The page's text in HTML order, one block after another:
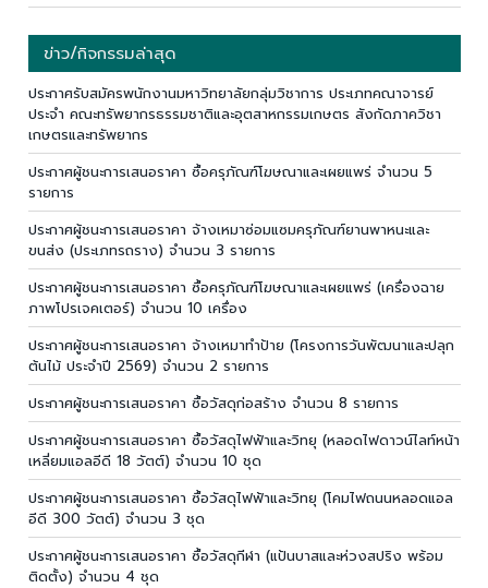
ข่าว/กิจกรรมล่าสุด
ประกาศรับสมัครพนักงานมหาวิทยาลัยกลุ่มวิชาการ ประเภทคณาจารย์
ประจำ คณะทรัพยากรธรรมชาติและอุตสาหกรรมเกษตร สังกัดภาควิชา
เกษตรและทรัพยากร
ประกาศผู้ชนะการเสนอราคา ซื้อครุภัณฑ์โฆษณาและเผยแพร่ จำนวน 5
รายการ
ประกาศผู้ชนะการเสนอราคา จ้างเหมาซ่อมแซมครุภัณฑ์ยานพาหนะและ
ขนส่ง (ประเภทรถราง) จำนวน 3 รายการ
ประกาศผู้ชนะการเสนอราคา ซื้อครุภัณฑ์โฆษณาและเผยแพร่ (เครื่องฉาย
ภาพโปรเจคเตอร์) จำนวน 10 เครื่อง
ประกาศผู้ชนะการเสนอราคา จ้างเหมาทำป้าย (โครงการวันพัฒนาและปลุก
ต้นไม้ ประจำปี 2569) จำนวน 2 รายการ
ประกาศผู้ชนะการเสนอราคา ซื้อวัสดุก่อสร้าง จำนวน 8 รายการ
ประกาศผู้ชนะการเสนอราคา ซื้อวัสดุไฟฟ้าและวิทยุ (หลอดไฟดาวน์ไลท์หน้า
เหลี่ยมแอลอีดี 18 วัตต์) จำนวน 10 ชุด
ประกาศผู้ชนะการเสนอราคา ซื้อวัสดุไฟฟ้าและวิทยุ (โคมไฟถนนหลอดแอล
อีดี 300 วัตต์) จำนวน 3 ชุด
ประกาศผู้ชนะการเสนอราคา ซื้อวัสดุกีฬา (แป้นบาสและห่วงสปริง พร้อม
ติดตั้ง) จำนวน 4 ชุด